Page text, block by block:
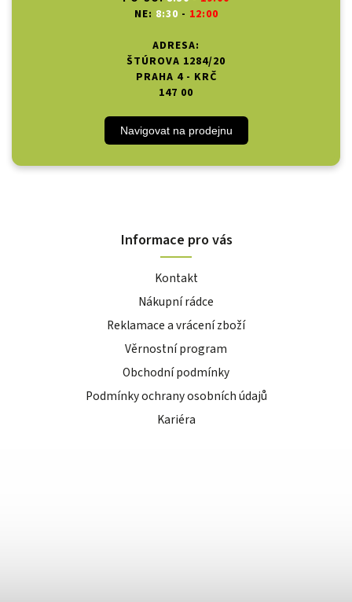
NE: 8:30 - 12:00
ADRESA:
ŠTÚROVA 1284/20
PRAHA 4 - KRČ
147 00
Navigovat na prodejnu
Informace pro vás
Kontakt
Nákupní rádce
Reklamace a vrácení zboží
Věrnostní program
Obchodní podmínky
Podmínky ochrany osobních údajů
Kariéra